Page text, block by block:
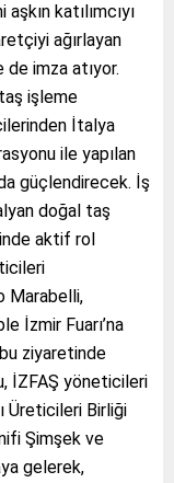
katılımcıyı
ağırlayan
de imza atıyor.
işleme
İtalya
ile yapılan
güçlendirecek. İş
doğal taş
aktif rol
Marabelli,
İzmir Fuarı’na
ziyaretinde
İZFAŞ yöneticileri
Üreticileri Birliği
Şimşek ve
gelerek,